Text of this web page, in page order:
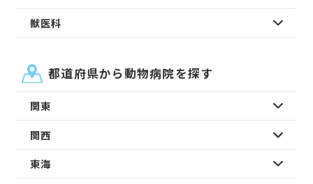
獣医科
都道府県から動物病院を探す
関東
関西
東海